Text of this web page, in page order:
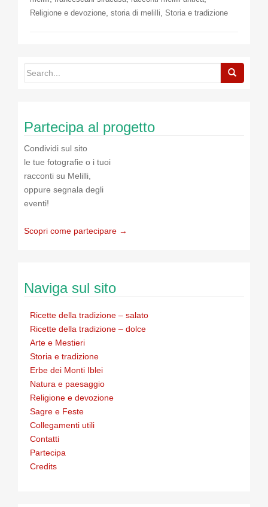
Religione e devozione, storia di melilli, Storia e tradizione
Partecipa al progetto
Condividi sul sito
le tue fotografie o i tuoi
racconti su Melilli,
oppure segnala degli
eventi!
Scopri come partecipare →
Naviga sul sito
Ricette della tradizione – salato
Ricette della tradizione – dolce
Arte e Mestieri
Storia e tradizione
Erbe dei Monti Iblei
Natura e paesaggio
Religione e devozione
Sagre e Feste
Collegamenti utili
Contatti
Partecipa
Credits